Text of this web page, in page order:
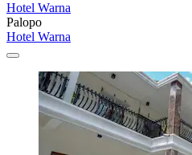
Hotel Warna
Palopo
Hotel Warna